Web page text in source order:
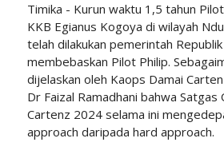
Timika - Kurun waktu 1,5 tahun
KKB Egianus Kogoya di wilayah
telah dilakukan pemerintah
membebaskan Pilot Philip.
dijelaskan oleh Kaops Damai
Dr Faizal Ramadhani bahwa Satgas
Cartenz 2024 selama ini
approach daripada hard approach.